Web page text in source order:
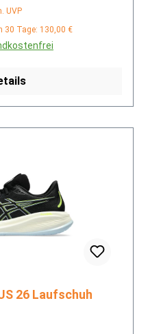
UVP
30 Tage: 130,00 €
26 Laufschuh